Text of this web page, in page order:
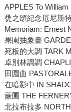
APPLES To
甕之頌紀念厄尼斯
Memoriam: Ernest
果園抽象畫
死板的大調 TARK
卓別林調調
田園曲
在暗影中 IN
蕨圃 THE
北拉布拉多